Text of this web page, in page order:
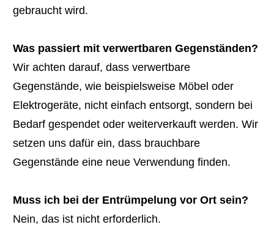
gebraucht wird.
Was passiert mit verwertbaren Gegenständen?
Wir achten darauf, dass verwertbare
Gegenstände, wie beispielsweise Möbel oder
Elektrogeräte, nicht einfach entsorgt, sondern bei
Bedarf gespendet oder weiterverkauft werden. Wir
setzen uns dafür ein, dass brauchbare
Gegenstände eine neue Verwendung finden.
Muss ich bei der Entrümpelung vor Ort sein?
Nein, das ist nicht erforderlich.